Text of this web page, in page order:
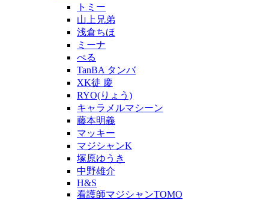
トミー
山上兄弟
浅倉ちほ
ミーナ
ぺる
TanBA タンバ
XK徒 慶
RYO(りょう)
キャラメルマシーン
藤本明義
マッキー
マジシャンK
塚原ゆうき
中野雄介
H&S
看護師マジシャンTOMO